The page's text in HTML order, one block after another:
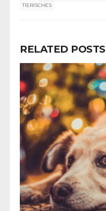
TIERISCHES
RELATED POSTS